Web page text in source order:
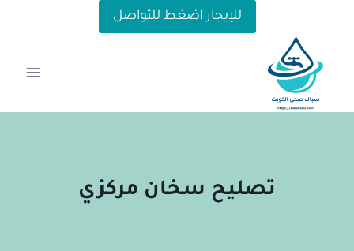
المحتوى
للإيجار اضغط للتواصل
تصليح سخان مركزي